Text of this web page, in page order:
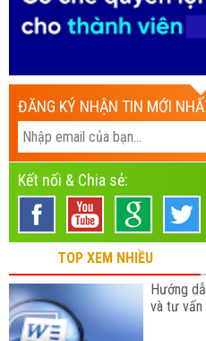
ĐĂNG KÝ NHẬN TIN MỚI
Kết nối & Chia sẻ:
TOP XEM NHIỀU
Hướng
và tư vấn